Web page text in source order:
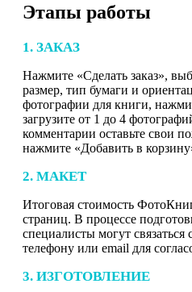
Этапы работы
1. ЗАКАЗ
Нажмите «Сделать заказ»,
размер, тип бумаги и
фотографии для книги,
загрузите от 1 до 4
комментарии оставьте свои
нажмите «Добавить в
2. МАКЕТ
Итоговая стоимость
страниц. В процессе
специалисты могут
телефону или email для
3. ИЗГОТОВЛЕНИЕ